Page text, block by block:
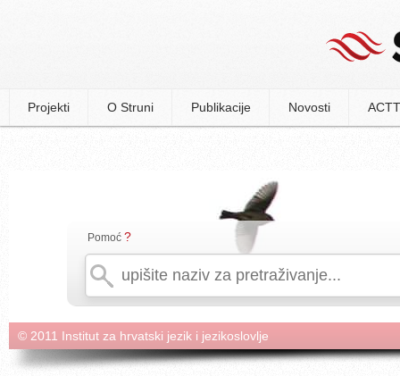
Projekti O Struni Publikacije Novosti
Pomoć ?
© 2011 Institut za hrvatski jezik i jezikoslovlje